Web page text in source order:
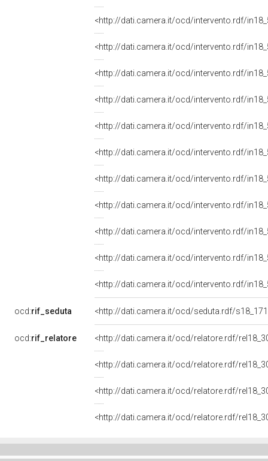
<http://dati.camera.it/ocd/intervento.rdf/
<http://dati.camera.it/ocd/intervento.rdf/
<http://dati.camera.it/ocd/intervento.rdf/
<http://dati.camera.it/ocd/intervento.rdf/
<http://dati.camera.it/ocd/intervento.rdf/
<http://dati.camera.it/ocd/intervento.rdf/
<http://dati.camera.it/ocd/intervento.rdf/
<http://dati.camera.it/ocd/intervento.rdf/
<http://dati.camera.it/ocd/intervento.rdf/
<http://dati.camera.it/ocd/intervento.rdf/
<http://dati.camera.it/ocd/intervento.rdf/
ocd:rif_seduta <http://dati.camera.it/ocd/seduta.rdf/
ocd:rif_relatore <http://dati.camera.it/ocd/relatore.rdf/
<http://dati.camera.it/ocd/relatore.rdf/
<http://dati.camera.it/ocd/relatore.rdf/
<http://dati.camera.it/ocd/relatore.rdf/